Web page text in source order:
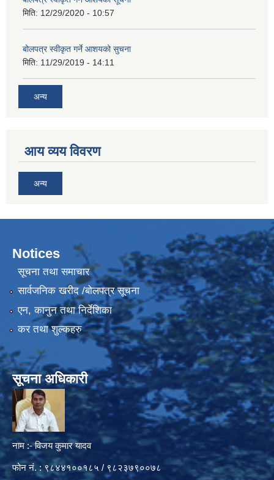
मिति: 12/29/2020 - 10:57
बोलपत्र स्वीकृत गर्ने आशयको सुचना
मिति: 11/29/2019 - 14:11
अन्य
आय व्यय विवरण
अन्य
Notices
सूचना तथा समाचार
सार्वजनिक खरीद /बोलपत्र सूचना
एन, कानुन तथा निर्देशिका
कर तथा शुल्कहरु
सूचना अधिकारी
नाम :- विजय कुमार यादव
फोन नं. : ९८४४१००१८५ / ९८२३७९००७८